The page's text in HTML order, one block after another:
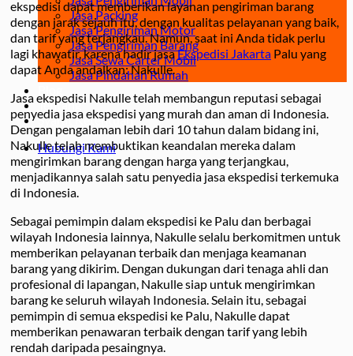
Jasa Packing
Jasa Pengiriman Motor
Jasa Pengiriman Barang
Jasa Sewa Carter Mobil
Jasa Pindahan Rumah
Tentang
Syarat Ketentuan
Hubungi Kami
ekspedisi dapat memberikan layanan pengiriman barang
dengan jarak sejauh itu, dengan kualitas pelayanan yang baik,
dan tarif yang terjangkau. Namun, saat ini Anda tidak perlu
lagi khawatir, karena hadir jasaEkspedisi Jakarta Palu yang
dapat Anda andalkan: Nakulle.
Jasa ekspedisi Nakulle telah membangun reputasi sebagai
penyedia jasa ekspedisi yang murah dan aman di Indonesia.
Dengan pengalaman lebih dari 10 tahun dalam bidang ini,
Nakulle telah membuktikan keandalan mereka dalam
mengirimkan barang dengan harga yang terjangkau,
menjadikannya salah satu penyedia jasa ekspedisi terkemuka
di Indonesia.
Sebagai pemimpin dalam ekspedisi ke Palu dan berbagai
wilayah Indonesia lainnya, Nakulle selalu berkomitmen untuk
memberikan pelayanan terbaik dan menjaga keamanan
barang yang dikirim. Dengan dukungan dari tenaga ahli dan
profesional di lapangan, Nakulle siap untuk mengirimkan
barang ke seluruh wilayah Indonesia. Selain itu, sebagai
pemimpin di semua ekspedisi ke Palu, Nakulle dapat
memberikan penawaran terbaik dengan tarif yang lebih
rendah daripada pesaingnya.